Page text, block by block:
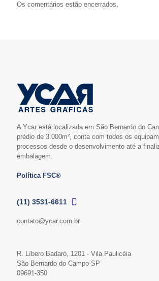
Os comentários estão encerrados.
A Ycar está localizada em São Bernardo do
prédio de 3.000m², conta com todos os
processos desde o desenvolvimento até a
embalagem.
Política FSC®
(11) 3531-6611
contato@ycar.com.br
R. Líbero Badaró, 1201 - Vila Paulicéia
São Bernardo do Campo-SP
09691-350